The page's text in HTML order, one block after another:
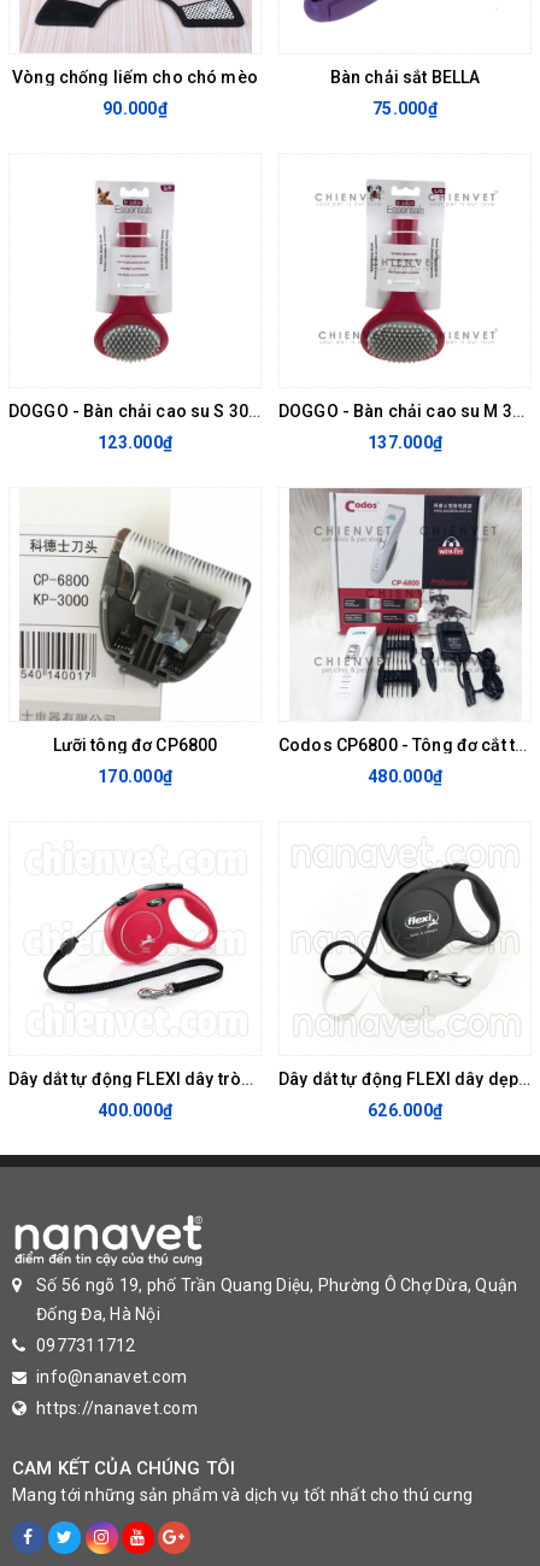
Vòng chống liếm cho chó mèo
90.000₫
Bàn chải sắt BELLA
75.000₫
DOGGO - Bàn chải cao su S 305050
123.000₫
DOGGO - Bàn chải cao su M 305051
137.000₫
Lưỡi tông đơ CP6800
170.000₫
Codos CP6800 - Tông đơ cắt tỉa lông cho chó mèo
480.000₫
Dây dắt tự động FLEXI dây tròn M 308486 (màu đỏ)
400.000₫
Dây dắt tự động FLEXI dây dẹp L 308487 (màu đen)
626.000₫
Số 56 ngõ 19, phố Trần Quang Diệu, Phường Ô Chợ Dừa, Quận
Đống Đa, Hà Nội
0977311712
info@nanavet.com
https://nanavet.com
CAM KẾT CỦA CHÚNG TÔI
Mang tới những sản phẩm và dịch vụ tốt nhất cho thú cưng